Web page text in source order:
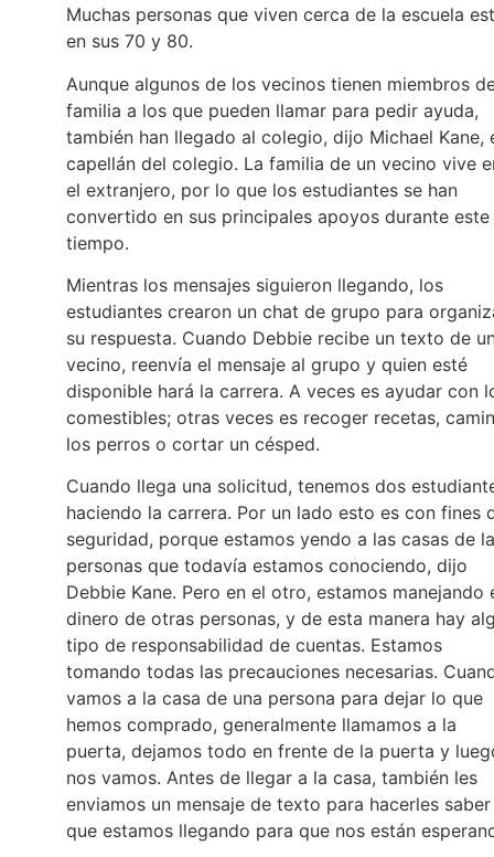
Muchas personas que viven cerca de la escuela
en sus 70 y 80.
Aunque algunos de los vecinos tienen miembros
familia a los que pueden llamar para pedir ayuda,
también han llegado al colegio, dijo Michael Kane,
capellán del colegio. La familia de un vecino vive
el extranjero, por lo que los estudiantes se han
convertido en sus principales apoyos durante este
tiempo.
Mientras los mensajes siguieron llegando, los
estudiantes crearon un chat de grupo para
su respuesta. Cuando Debbie recibe un texto de
vecino, reenvía el mensaje al grupo y quien esté
disponible hará la carrera. A veces es ayudar con
comestibles; otras veces es recoger recetas,
los perros o cortar un césped.
Cuando llega una solicitud, tenemos dos
haciendo la carrera. Por un lado esto es con fines
seguridad, porque estamos yendo a las casas de
personas que todavía estamos conociendo, dijo
Debbie Kane. Pero en el otro, estamos manejando
dinero de otras personas, y de esta manera hay
tipo de responsabilidad de cuentas. Estamos
tomando todas las precauciones necesarias.
vamos a la casa de una persona para dejar lo que
hemos comprado, generalmente llamamos a la
puerta, dejamos todo en frente de la puerta y
nos vamos. Antes de llegar a la casa, también les
enviamos un mensaje de texto para hacerles saber
que estamos llegando para que nos están